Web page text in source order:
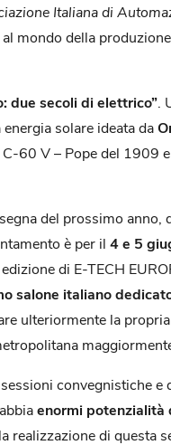
Italiana di
mondo della
due secoli di elettrico”
energia solare ideata da
C-60 V – Pope del 1909
del prossimo anno,
è per il 4 e 5
di E-TECH
salone italiano
ulteriormente la
convegnistiche e
enormi potenzialità
realizzazione di questa